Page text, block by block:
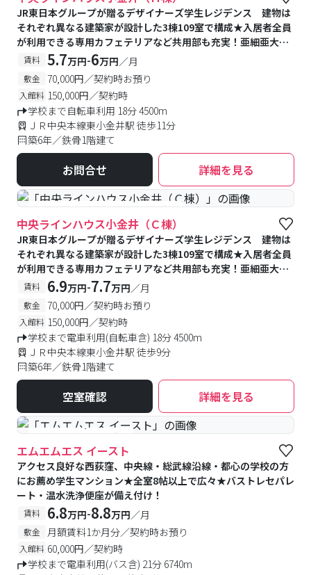
JR東日本グループが贈るデザイナーズ学生レジデンス 建物は
それぞれ異なる建築家が設計した3棟109室で構成★入居者全員
が利用できる専用カフェテリアなど共用部も充実！亜細亜大学
提携寮
賃料 5.7万円-6万円／月
敷金 70,000円／契約時お預り
入館料 150,000円／契約時
学校まで自転車利用 18分 4500m
ＪＲ中央本線東小金井駅 徒歩11分
築6年／鉄骨1階建て
お問合せ 詳細を見る
#食事付き #予約受付中 #空室待ち
中央ラインハウス小金井（Ｃ棟）
JR東日本グループが贈るデザイナーズ学生レジデンス 建物は
それぞれ異なる建築家が設計した3棟109室で構成★入居者全員
が利用できる専用カフェテリアなど共用部も充実！亜細亜大学
提携寮
賃料 6.9万円-7.7万円／月
敷金 70,000円／契約時お預り
入館料 150,000円／契約時
学校まで電車利用(自転車含) 18分 4500m
ＪＲ中央本線東小金井駅 徒歩9分
築6年／鉄骨1階建て
空室確認 詳細を見る
#予約受付中 #空室待ち
エムエムエス イースト
アクセス良好な西荻窪、中央線・総武線沿線・都心の学校の方
にお薦め学生マンション★全室8帖以上で広々★バストレセパレ
ート・温水洗浄便座が備え付け！
賃料 6.8万円-8.8万円／月
敷金 月額賃料1か月分／契約時お預り
入館料 60,000円／契約時
学校まで電車利用(バス含) 21分 6740m